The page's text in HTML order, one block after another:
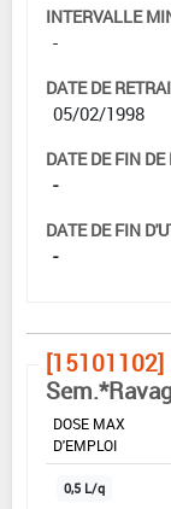
INTERVALLE
-
DATE DE
05/02/1998
DATE DE FIN
-
DATE DE FIN
-
[15101102]
DOSE MAX
D'EMPLOI
0,5 L/q